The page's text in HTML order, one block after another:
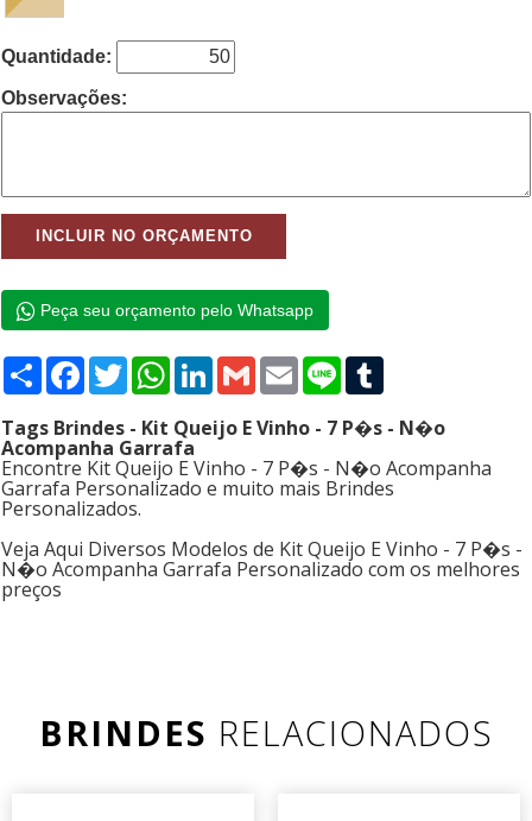
Quantidade:
Observações:
Peça seu orçamento pelo Whatsapp
Compartilhar
Facebook
TwitterWhatsApp
LinkedIn
GmailEmailLine
Tags Brindes - Kit Queijo E Vinho - 7 P�s - N�o
Acompanha Garrafa
Encontre Kit Queijo E Vinho - 7 P�s - N�o Acompanha
Garrafa Personalizado e muito mais Brindes
Personalizados.
Veja Aqui Diversos Modelos de Kit Queijo E Vinho - 7 P�s -
N�o Acompanha Garrafa Personalizado com os melhores
preços
BRINDES RELACIONADOS